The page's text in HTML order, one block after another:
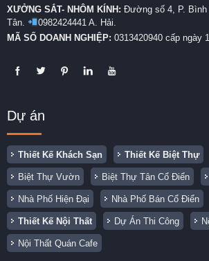
XƯỞNG SẮT- NHÔM KÍNH: Đường số 4, P. Bình
Tân.
0982424441 A. Hải.
MÃ SỐ DOANH NGHIỆP: 0313420940 cấp ngày
Dự án
Thiết Kế Khách Sạn Thiết Kế Biệt Thự
Biệt Thự Vườn Biệt Thự Tân Cổ Điển
Nhà Phố Hiện Đại Nhà Phố Bán Cổ Điển
Thiết Kế Nội Thất Dự Án Thi Công
Nội Thất Quán Cafe